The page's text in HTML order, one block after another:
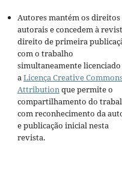
Autores mantém os direitos
autorais e concedem à
direito de primeira
com o trabalho
simultaneamente
aLicença Creative
Attributionque permite o
compartilhamento do
com reconhecimento da
e publicação inicial nesta
revista.